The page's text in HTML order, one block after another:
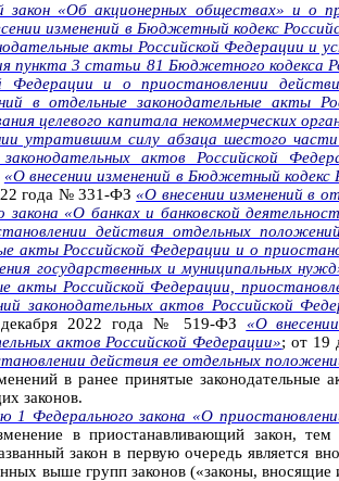
закон «Об акционерных обществах» и о
изменений в Бюджетный кодекс
акты Российской Федерации и
3 статьи 81 Бюджетного кодекса
Федерации и о приостановлении
в отдельные законодательные акты
целевого капитала некоммерческих
утратившим силу абзаца шестого
актов Российской
«О внесении изменений в Бюджетный кодекс
года № 331-ФЗ«О внесении изменений в
«О банках и банковской
действия отдельных
акты Российской Федерации и о
государственных и муниципальных
акты Российской Федерации,
законодательных актов Российской
2022 года № 519-ФЗ «О
актов Российской Федерации»; от 19
действия ее отдельных
в ранее принятые законодательные
законов.
1 Федерального закона «О
в приостанавливающий закон, тем
закон в первую очередь является
выше групп законов («законы, вносящие